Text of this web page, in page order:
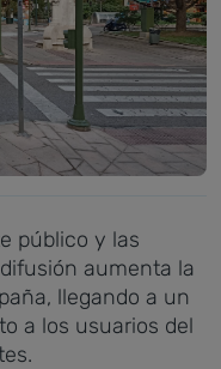
público y las
aumenta la
llegando a un
a los usuarios del